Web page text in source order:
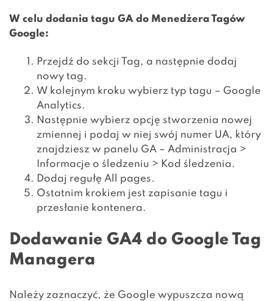
W celu dodania tagu GA do Menedżera Tagów
Google:
Przejdź do sekcji Tag, a następnie dodaj
nowy tag.
W kolejnym kroku wybierz typ tagu – Google
Analytics.
Następnie wybierz opcję stworzenia nowej
zmiennej i podaj w niej swój numer UA, który
znajdziesz w panelu GA – Administracja >
Informacje o śledzeniu > Kod śledzenia.
Dodaj regułę All pages.
Ostatnim krokiem jest zapisanie tagu i
przesłanie kontenera.
Dodawanie GA4 do Google Tag
Managera
Należy zaznaczyć, że Google wypuszcza nową